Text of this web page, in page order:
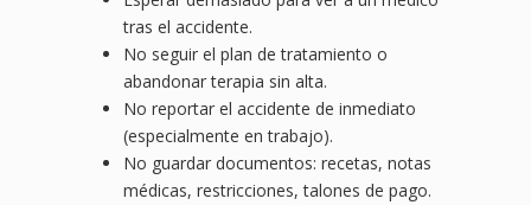
tras el accidente.
No seguir el plan de tratamiento o
abandonar terapia sin alta.
No reportar el accidente de inmediato
(especialmente en trabajo).
No guardar documentos: recetas, notas
médicas, restricciones, talones de pago.